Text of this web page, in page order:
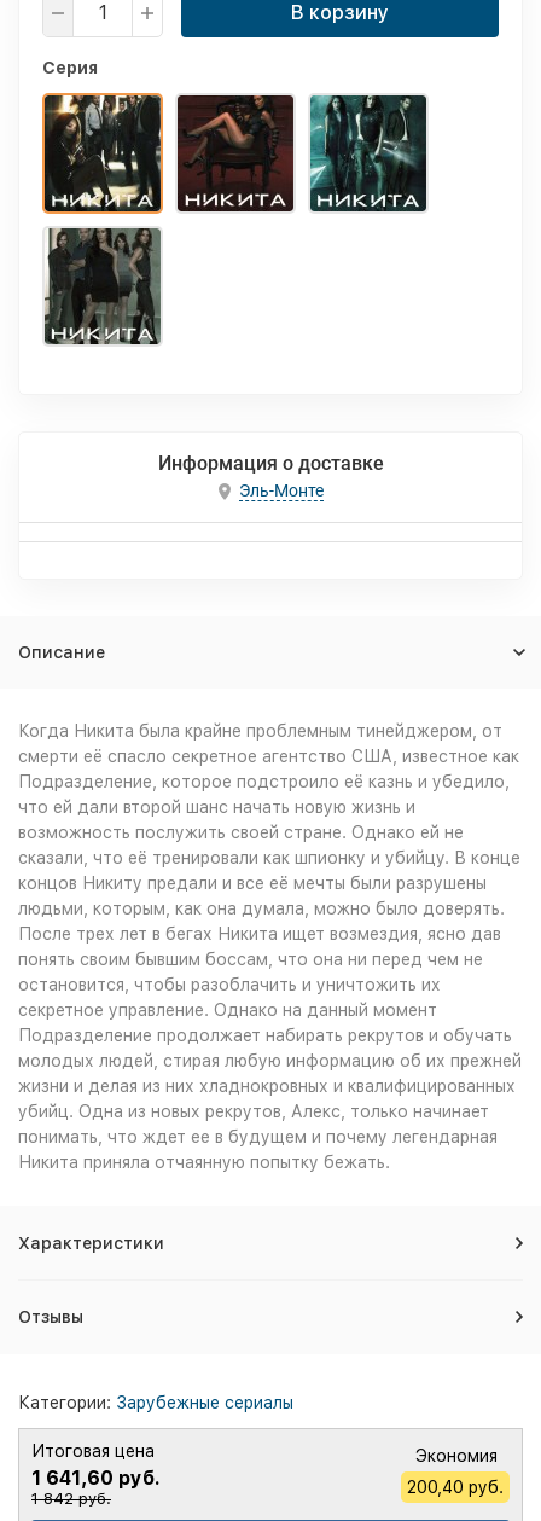
В корзину
Серия
Информация о доставке
Эль-Монте
Описание
Когда Никита была крайне проблемным тинейджером, от
смерти её спасло секретное агентство США, известное как
Подразделение, которое подстроило её казнь и убедило,
что ей дали второй шанс начать новую жизнь и
возможность послужить своей стране. Однако ей не
сказали, что её тренировали как шпионку и убийцу. В конце
концов Никиту предали и все её мечты были разрушены
людьми, которым, как она думала, можно было доверять.
После трех лет в бегах Никита ищет возмездия, ясно дав
понять своим бывшим боссам, что она ни перед чем не
остановится, чтобы разоблачить и уничтожить их
секретное управление. Однако на данный момент
Подразделение продолжает набирать рекрутов и обучать
молодых людей, стирая любую информацию об их прежней
жизни и делая из них хладнокровных и квалифицированных
убийц. Одна из новых рекрутов, Алекс, только начинает
понимать, что ждет ее в будущем и почему легендарная
Никита приняла отчаянную попытку бежать.
Характеристики
Отзывы
Категории: Зарубежные сериалы
Итоговая цена
1 641,60 руб.
1 842 руб.
Экономия
200,40 руб.